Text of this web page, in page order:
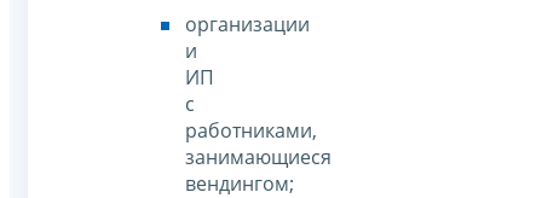
организации
и
ИП
с
работниками,
занимающиеся
вендингом;